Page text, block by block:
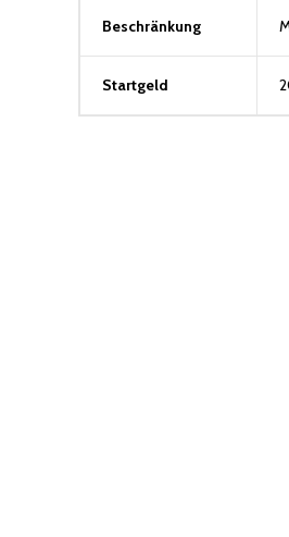
Beschränkung
Startgeld